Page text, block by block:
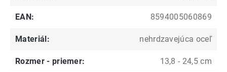
EAN: 8594005060869
Materiál: nehrdzavejúca oceľ
Rozmer - priemer: 13,8 - 24,5 cm